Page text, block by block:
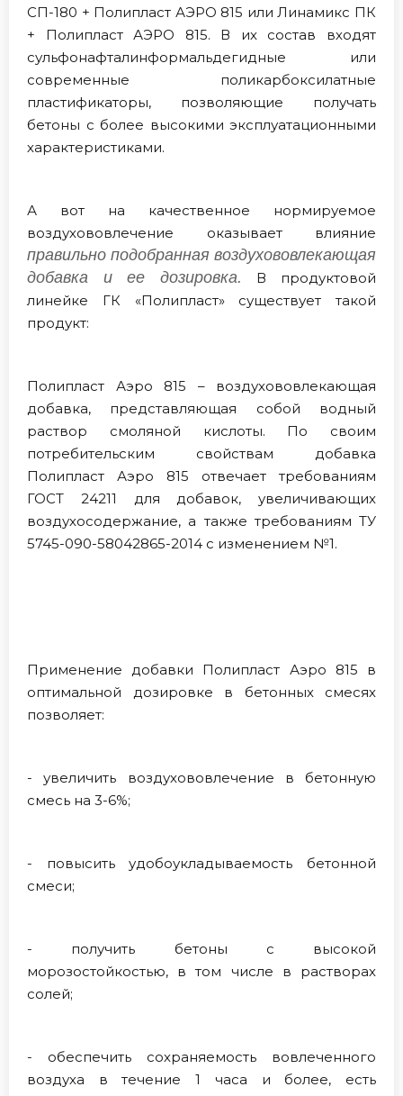
СП-180 + Полипласт АЭРО 815 или Линамикс ПК
+ Полипласт АЭРО 815. В их состав входят
сульфонафталинформальдегидные или
современные поликарбоксилатные
пластификаторы, позволяющие получать
бетоны с более высокими эксплуатационными
характеристиками.
А вот на качественное нормируемое
воздухововлечение оказывает влияние
правильно подобранная воздухововлекающая
добавка и ее дозировка. В продуктовой
линейке ГК «Полипласт» существует такой
продукт:
Полипласт Аэро 815 – воздухововлекающая
добавка, представляющая собой водный
раствор смоляной кислоты. По своим
потребительским свойствам добавка
Полипласт Аэро 815 отвечает требованиям
ГОСТ 24211 для добавок, увеличивающих
воздухосодержание, а также требованиям ТУ
5745-090-58042865-2014 с изменением №1.
Применение добавки Полипласт Аэро 815 в
оптимальной дозировке в бетонных смесях
позволяет:
- увеличить воздухововлечение в бетонную
смесь на 3-6%;
- повысить удобоукладываемость бетонной
смеси;
- получить бетоны с высокой
морозостойкостью, в том числе в растворах
солей;
- обеспечить сохраняемость вовлеченного
воздуха в течение 1 часа и более, есть